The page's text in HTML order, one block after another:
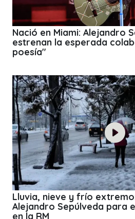
Nació en Miami: Alejandro
estrenan la esperada
poesía"
Lluvia, nieve y frío
Alejandro Sepúlveda para
en la RM